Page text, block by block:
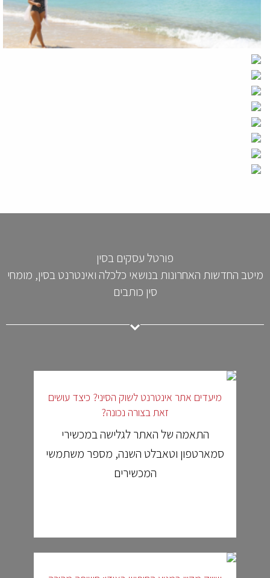
פורטל עסקים בסין
מיטב החדשות האחרונות בנושאי כלכלה ואינטרנט בסין, מומחי
סין כותבים
מיעדים אתר אינטרנט לשוק הסיני? כיצד עושים
זאת בצורה נכונה?
התאמה של האתר לגלישה במכשירי
סמארטפון וטאבלט השנה, מספר משתמשי
המכשירים